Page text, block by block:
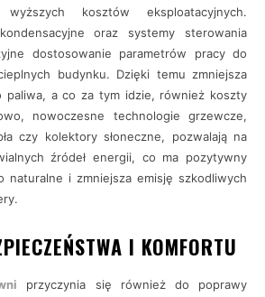
kosztów eksploatacyjnych.
oraz systemy sterowania
dostosowanie parametrów pracy do
budynku. Dzięki temu zmniejsza
paliwa, a co za tym idzie, również koszty
nowoczesne technologie grzewcze,
czy kolektory słoneczne, pozwalają na
źródeł energii, co ma pozytywny
naturalne i zmniejsza emisję szkodliwych
I KOMFORTU
przyczynia się również do poprawy